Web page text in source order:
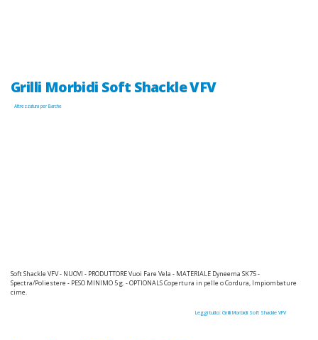
Grilli Morbidi Soft Shackle VFV
Attrezzatura per Barche
Soft Shackle VFV - NUOVI - PRODUTTORE Vuoi Fare Vela - MATERIALE Dyneema SK75 -
Spectra/Poliestere - PESO MINIMO 5 g. - OPTIONALS Copertura in pelle o Cordura, Impiombature
cime.
Leggi tutto: Grilli Morbidi Soft Shackle VFV